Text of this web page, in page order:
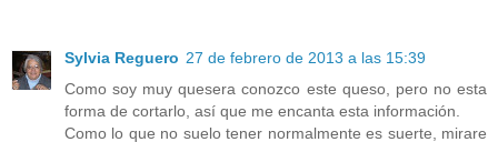
Sylvia Reguero 27 de febrero de 2013 a las 15:39
Como soy muy quesera conozco este queso, pero no esta
forma de cortarlo, así que me encanta esta información.
Como lo que no suelo tener normalmente es suerte, mirare